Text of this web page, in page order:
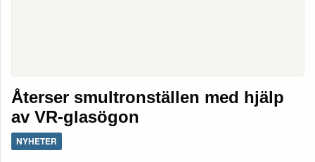
Återser smultronställen med hjälp
av VR-glasögon
NYHETER